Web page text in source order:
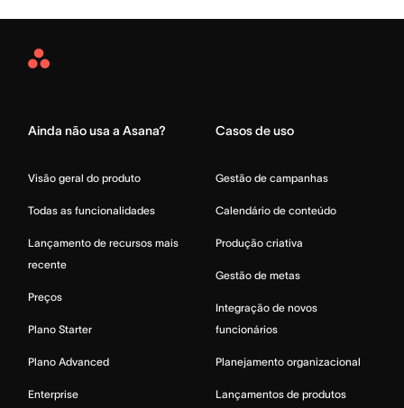
Asana
Ainda não usa a Asana?
Visão geral do produto
Todas as funcionalidades
Lançamento de recursos mais
recente
Preços
Plano Starter
Plano Advanced
Enterprise
Casos de uso
Gestão de campanhas
Calendário de conteúdo
Produção criativa
Gestão de metas
Integração de novos
funcionários
Planejamento organizacional
Lançamentos de produtos